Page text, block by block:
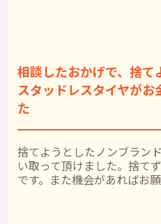
相談したおかげで、捨て
スタッドレスタイヤがお
た
捨てようとしたノンブラン
い取って頂けました。捨て
です。また機会があればお願